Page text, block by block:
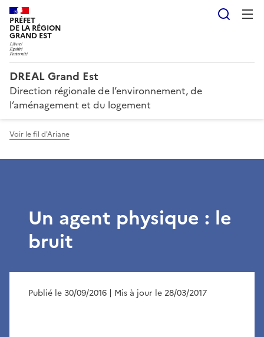
PRÉFET
DE LA RÉGION
GRAND EST
DREAL Grand Est
Direction régionale de l’environnement, de
l’aménagement et du logement
Voir le fil d'Ariane
Un agent physique : le
bruit
Publié le 30/09/2016 | Mis à jour le 28/03/2017